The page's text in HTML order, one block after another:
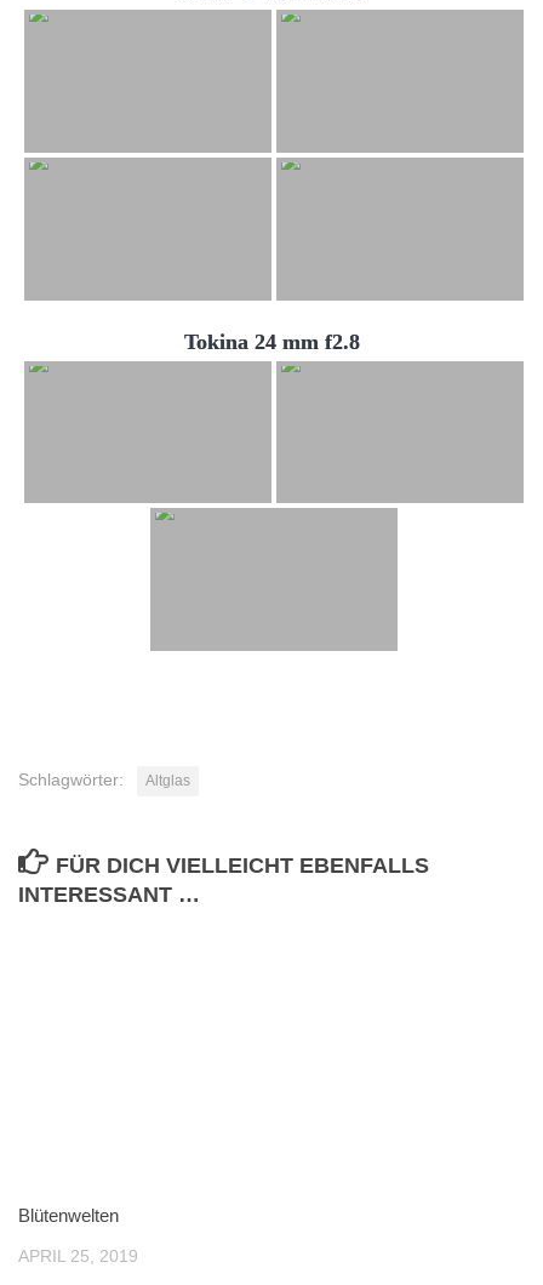
Tokina 24 mm f2.8
Schlagwörter: Altglas
FÜR DICH VIELLEICHT EBENFALLS
INTERESSANT …
Blütenwelten
APRIL 25, 2019